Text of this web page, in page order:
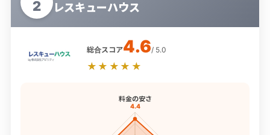
2 レスキューハウス
総合スコア4.6/ 5.0
★★★★★
料金の安さ
4.4